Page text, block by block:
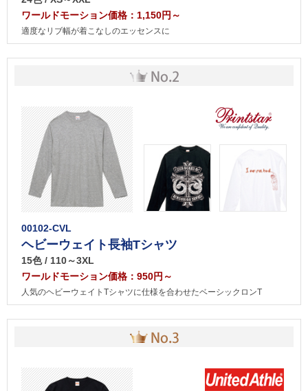
ワールドモーション価格：1,150円～
適度なリブ幅が着こなしのエッセンスに
00102-CVL
ヘビーウェイト長袖Tシャツ
15色 / 110～3XL
ワールドモーション価格：950円～
人気のヘビーウェイトTシャツに仕様を合わせたベーシックロンT